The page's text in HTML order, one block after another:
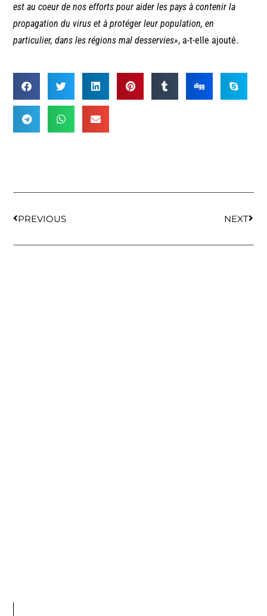
est au coeur de nos efforts pour aider les pays à contenir la
propagation du virus et à protéger leur population, en
particulier, dans les régions mal desservies», a-t-elle ajouté.
PREVIOUS NEXT